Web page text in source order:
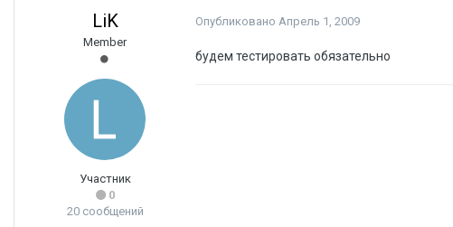
LiK
Member
Участник
0
20 сообщений
Опубликовано Апрель 1, 2009
будем тестировать обязательно